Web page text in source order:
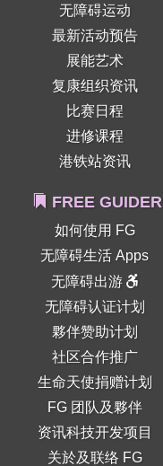
无障碍运动
最新活动预告
展能艺术
复康组织资讯
比赛日程
进修课程
港铁站资讯
FREE GUIDER
如何使用 FG
无障碍生活 Apps
无障碍出游
无障碍认证计划
夥伴赞助计划
社区合作推广
生命天使捐赠计划
FG 团队及夥伴
资讯科技开发项目
关於及联络 FG